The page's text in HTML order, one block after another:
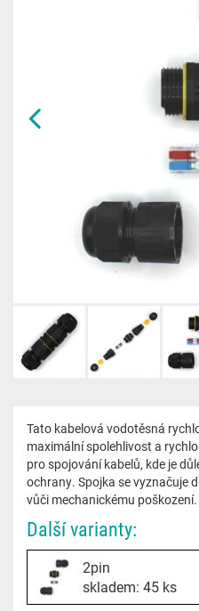
Tato kabelová vodotěsná
maximální spolehlivost a
pro spojování kabelů, kde je
ochrany. Spojka se vyznačuje
vůči mechanickému poškození.
Další varianty:
2pin
skladem: 45 ks